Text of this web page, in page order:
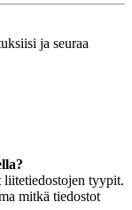
ja seuraa
tyypit.
mitkä tiedostot